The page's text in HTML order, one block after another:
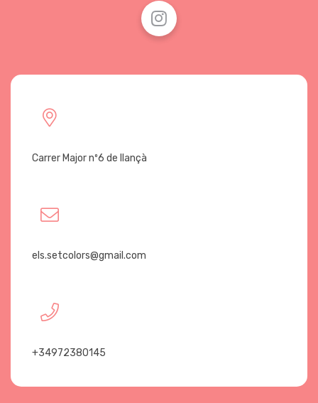
Carrer Major nº6 de llançà
els.setcolors@gmail.com
+34972380145